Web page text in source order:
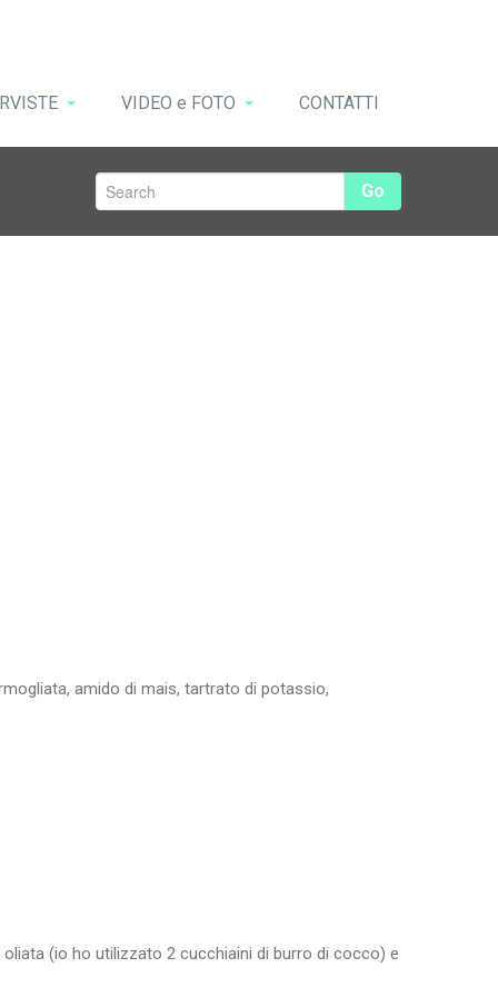
VIDEO e FOTO CONTATTI
Go
amido di mais, tartrato di potassio,
(io ho utilizzato 2 cucchiaini di burro di cocco) e